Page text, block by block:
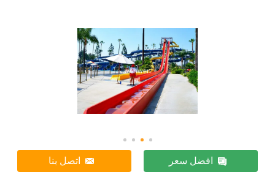
افضل سعر اتصل بنا